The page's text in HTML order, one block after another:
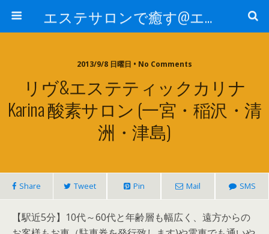
エステサロンで癒す@エステ～全国エステ情報
2013/9/8 日曜日 • No Comments
リヴ&エステティックカリナ
Karina 酸素サロン (一宮・稲沢・清
洲・津島)
Share Tweet Pin Mail SMS
【駅近5分】10代～60代と年齢層も幅広く、遠方からの